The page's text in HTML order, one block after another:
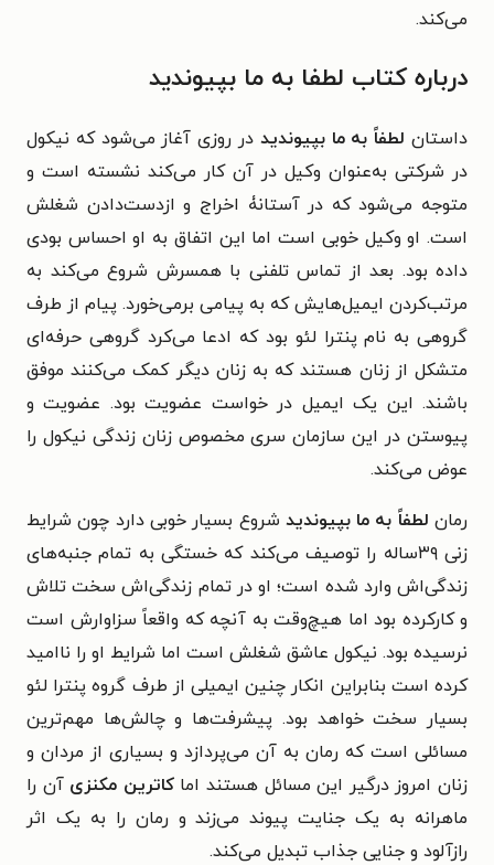
می‌کند.
درباره کتاب لطفا به ما بپیوندید
داستان لطفاً به ما بپیوندید در روزی آغاز می‌شود که نیکول
در شرکتی به‌عنوان وکیل در آن کار می‌کند نشسته است و
متوجه می‌شود که در آستانۀ اخراج و ازدست‌دادن شغلش
است. او وکیل خوبی است اما این اتفاق به او احساس بودی
داده بود. بعد از تماس تلفنی با همسرش شروع می‌کند به
مرتب‌کردن ایمیل‌هایش که به پیامی برمی‌خورد. پیام از طرف
گروهی به نام پنترا لئو بود که ادعا می‌کرد گروهی حرفه‌ای
متشکل از زنان هستند که به زنان دیگر کمک می‌کنند موفق
باشند. این یک ایمیل در خواست عضویت بود. عضویت و
پیوستن در این سازمان سری مخصوص زنان زندگی نیکول را
عوض می‌کند.
رمانلطفاً به ما بپیوندید شروع بسیار خوبی دارد چون شرایط
زنی ۳۹ساله را توصیف می‌کند که خستگی به تمام جنبه‌های
زندگی‌اش وارد شده است؛ او در تمام زندگی‌اش سخت تلاش
و کارکرده بود اما هیچ‌وقت به آنچه که واقعاً سزاوارش است
نرسیده بود. نیکول عاشق شغلش است اما شرایط او را ناامید
کرده است بنابراین انکار چنین ایمیلی از طرف گروه پنترا لئو
بسیار سخت خواهد بود. پیشرفت‌ها و چالش‌ها مهم‌ترین
مسائلی است که رمان به آن می‌پردازد و بسیاری از مردان و
زنان امروز درگیر این مسائل هستند اماکاترین مکنزی آن را
ماهرانه به یک جنایت پیوند می‌زند و رمان را به یک اثر
رازآلود و جنایی جذاب تبدیل می‌کند.